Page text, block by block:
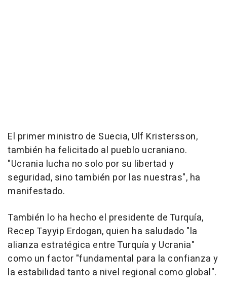
El primer ministro de Suecia, Ulf Kristersson,
también ha felicitado al pueblo ucraniano.
"Ucrania lucha no solo por su libertad y
seguridad, sino también por las nuestras", ha
manifestado.
También lo ha hecho el presidente de Turquía,
Recep Tayyip Erdogan, quien ha saludado "la
alianza estratégica entre Turquía y Ucrania"
como un factor "fundamental para la confianza y
la estabilidad tanto a nivel regional como global".